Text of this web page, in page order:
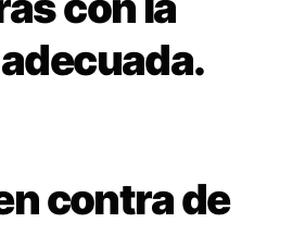
contra de